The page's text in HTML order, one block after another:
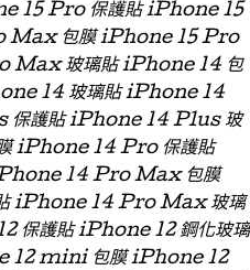
15 Pro 保護貼 iPhone 15
Max 包膜 iPhone 15 Pro
Max 玻璃貼 iPhone 14 包
14 玻璃貼 iPhone 14
護貼 iPhone 14 Plus 玻
iPhone 14 Pro 保護貼
14 Pro Max 包膜
iPhone 14 Pro Max 玻璃
保護貼 iPhone 12 鋼化玻璃
12 mini 包膜 iPhone 12